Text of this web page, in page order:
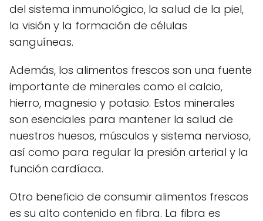
del sistema inmunológico, la salud de la piel,
la visión y la formación de células
sanguíneas.
Además, los alimentos frescos son una fuente
importante de minerales como el calcio,
hierro, magnesio y potasio. Estos minerales
son esenciales para mantener la salud de
nuestros huesos, músculos y sistema nervioso,
así como para regular la presión arterial y la
función cardíaca.
Otro beneficio de consumir alimentos frescos
es su alto contenido en fibra. La fibra es